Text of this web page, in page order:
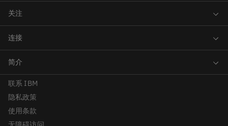
联系 IBM
隐私政策
使用条款